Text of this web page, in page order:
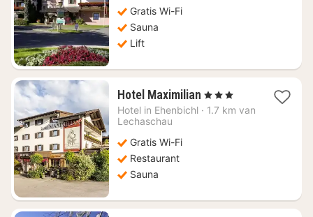
Gratis Wi-Fi
Sauna
Lift
Hotel Maximilian 1
nacht
, 3 Sterren
Hotel in Ehenbichl · 1.7 km van
Lechaschau
Gratis Wi-Fi
Restaurant
Sauna